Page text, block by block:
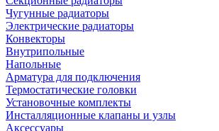
Чугунные радиаторы
Электрические радиаторы
Конвекторы
Внутрипольные
Напольные
Арматура для подключения
Термостатические головки
Установочные комплекты
Инсталляционные клапаны и узлы
Аксессуары